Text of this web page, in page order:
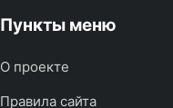
Пункты меню
О проекте
Правила сайта